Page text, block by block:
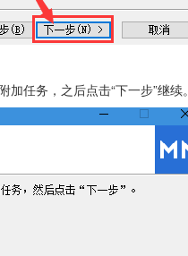
任务，之后点击“下一步”继续。